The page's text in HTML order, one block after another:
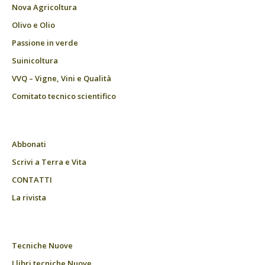
Nova Agricoltura
Olivo e Olio
Passione in verde
Suinicoltura
VVQ – Vigne, Vini e Qualità
Comitato tecnico scientifico
Abbonati
Scrivi a Terra e Vita
CONTATTI
La rivista
Tecniche Nuove